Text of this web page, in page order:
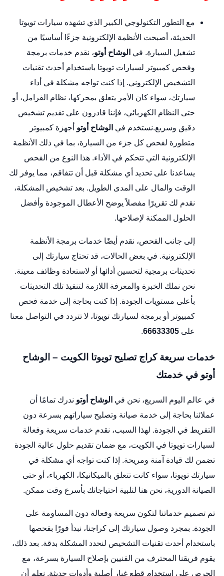
مع التطور التكنولوجي الكبير الذي تشهده سيارات تويوتا
الحديثة، أصبحت الأنظمة الإلكترونية جزءًا أساسيًا من
تشغيل السيارة. في الوشاح أوتو، نقدم خدمات برمجة
وفحص كمبيوتر لسيارات تويوتا باستخدام أحدث تقنيات
التشخيص الإلكتروني. إذا كنت تواجه مشكلة في أداء
سيارتك، سواء كان الأمر يتعلق بمحركها، نظام الفرامل، أو
حتى النظام الكهربائي، فإننا قادرون على تقديم تشخيص
دقيق وسريع.نستخدم في الوشاح أوتو أجهزة كمبيوتر
متطورة لفحص كل جزء من السيارة، بما في ذلك الأنظمة
الإلكترونية التي تتحكم في الأداء. هذا النوع من الفحص
يساعدنا على تحديد أي مشكلة قبل أن تتفاقم، مما يوفر لك
الوقت والمال على المدى الطويل. بعد تشخيص المشكلة،
نقدم لك تقريرًا مفصلاً يوضح الأعطال الموجودة وأفضل
الحلول الممكنة لإصلاحها.
إلى جانب الفحص، نقدم أيضًا خدمات برمجة الأنظمة
الإلكترونية. في بعض الحالات، قد تحتاج سيارتك إلى
تحديثات برمجية لتحسين أدائها أو لاستعادة وظائف معينة.
نحن نملك الخبرة والمعرفة اللازمة لتنفيذ تلك التحديثات
بأعلى مستويات الجودة. إذا كنت بحاجة إلى خدمة فحص
كمبيوتر أو برمجة لسيارتك تويوتا، لا تتردد في التواصل معنا
على 66633305
.
خدمات سريعة كراج تصليح تويوتا الكويت – الوشاح
أوتو في خدمتك
في عالم اليوم السريع، نحن في الوشاح أوتو ندرك تمامًا أن
عملائنا بحاجة إلى خدمة صيانة وتصليح سياراتهم بسرعة دون
التفريط في الجودة. لهذا السبب، نقدم خدمات سريعة وفعالة
لسيارات تويوتا في الكويت، مع ضمان تقديم حلول عالية الجودة
تضمن لك قيادة آمنة ومريحة. إذا كنت تواجه أي مشكلة في
سيارتك تويوتا، سواء كانت تتعلق بالميكانيكا، الكهرباء، أو حتى
الصيانة الدورية، نحن هنا لتلبية احتياجاتك بأسرع وقت ممكن.
تم تصميم خدماتنا لتكون سريعة وفعالة دون المساومة على
الجودة. بمجرد وصول سيارتك إلى كراجنا، نبدأ فورًا بفحصها
باستخدام أحدث تقنيات التشخيص لنحدد المشكلة بدقة. بعد ذلك،
يقوم فريقنا المحترف من الفنيين بإصلاح السيارة بسرعة، مع
الحرص على استخدام قطع غيار أصلية وأدوات حديثة. نعلم أن